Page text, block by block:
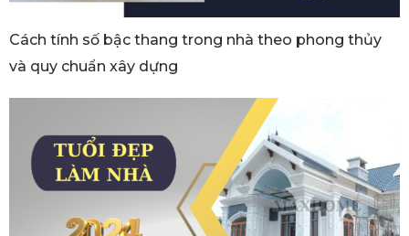
Cách tính số bậc thang trong nhà theo phong thủy
và quy chuẩn xây dựng